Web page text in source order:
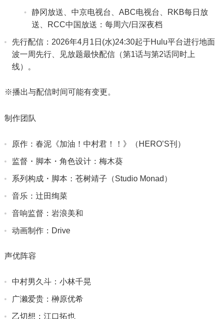
静冈放送、中京电视台、ABC电视台、RKB每日放
送、RCC中国放送：每周六/日深夜档
先行配信：2026年4月1日(水)24:30起于Hulu平台进行地面
波一周先行、见放题最快配信（第1话与第2话同时上
线）。
※播出与配信时间可能有变更。
制作团队
原作：春泥《加油！中村君！！》（HERO’S刊）
监督・脚本・角色设计：梅木葵
系列构成・脚本：苍树靖子（Studio Monad）
音乐：辻田绚菜
音响监督：岩浪美和
动画制作：Drive
声优阵容
中村男久斗：小林千晃
广濑爱贵：榊原优希
乙切想：江口拓也